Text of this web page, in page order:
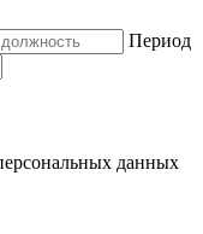
Период
данных